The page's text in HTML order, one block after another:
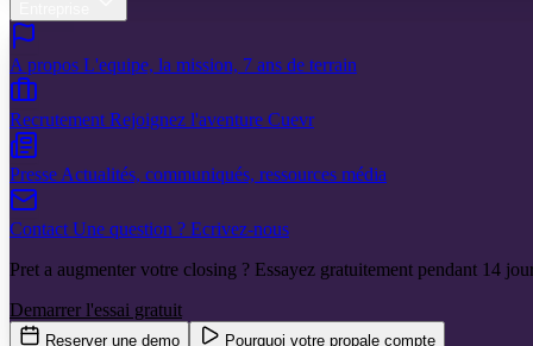
A propos L'equipe, la mission, 7 ans de terrain
Recrutement Rejoignez l'aventure Cuevr
Presse Actualités, communiqués, ressources média
Contact Une question ? Ecrivez-nous
Pret a augmenter votre closing ? Essayez gratuitement pendant 14
Demarrer l'essai gratuit
Reserver une demo Pourquoi votre propale compte